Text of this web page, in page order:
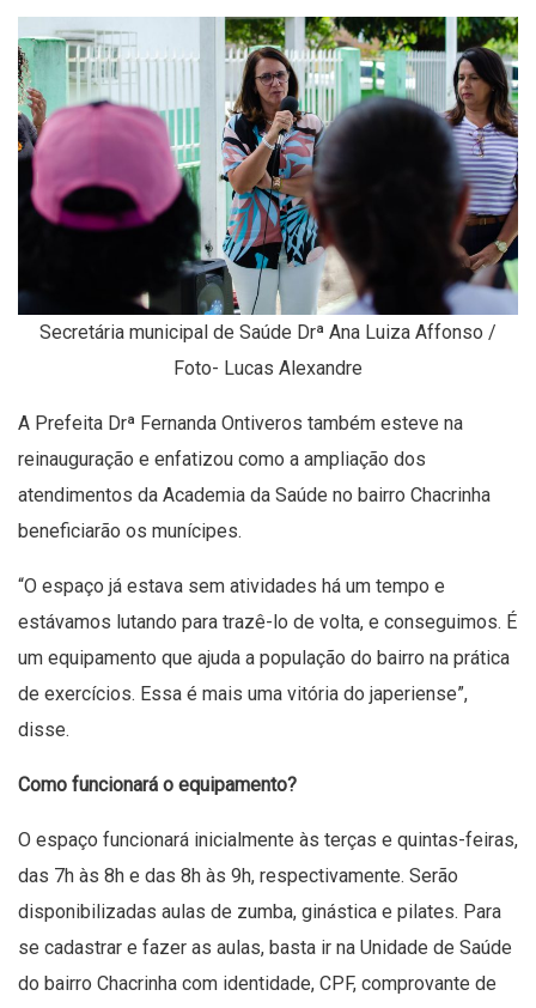
Secretária municipal de Saúde Drª Ana Luiza Affonso /
Foto- Lucas Alexandre
A Prefeita Drª Fernanda Ontiveros também esteve na
reinauguração e enfatizou como a ampliação dos
atendimentos da Academia da Saúde no bairro Chacrinha
beneficiarão os munícipes.
“O espaço já estava sem atividades há um tempo e
estávamos lutando para trazê-lo de volta, e conseguimos. É
um equipamento que ajuda a população do bairro na prática
de exercícios. Essa é mais uma vitória do japeriense”,
disse.
Como funcionará o equipamento?
O espaço funcionará inicialmente às terças e quintas-feiras,
das 7h às 8h e das 8h às 9h, respectivamente. Serão
disponibilizadas aulas de zumba, ginástica e pilates. Para
se cadastrar e fazer as aulas, basta ir na Unidade de Saúde
do bairro Chacrinha com identidade, CPF, comprovante de